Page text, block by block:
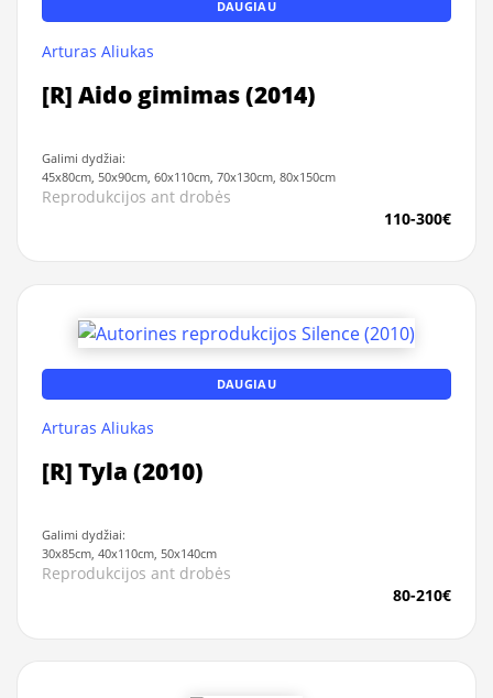
DAUGIAU
Arturas Aliukas
[R] Aido gimimas (2014)
Galimi dydžiai:
45x80cm, 50x90cm, 60x110cm, 70x130cm, 80x150cm
Reprodukcijos ant drobės
110-300€
DAUGIAU
Arturas Aliukas
[R] Tyla (2010)
Galimi dydžiai:
30x85cm, 40x110cm, 50x140cm
Reprodukcijos ant drobės
80-210€